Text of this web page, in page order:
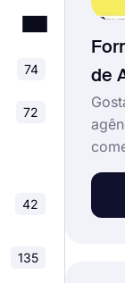
124
127
74
72
42
135
de